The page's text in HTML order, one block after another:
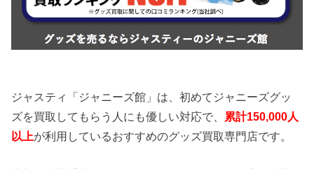
ジャスティ「ジャニーズ館」は、初めてジャニーズグッ
ズを買取してもらう人にも優しい対応で、 累計150,000人
以上が利用しているおすすめのグッズ買取専門店です。